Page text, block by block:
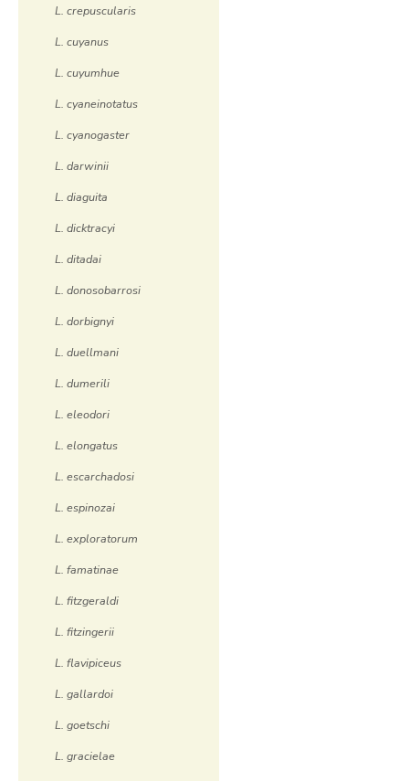
L. crepuscularis
L. cuyanus
L. cuyumhue
L. cyaneinotatus
L. cyanogaster
L. darwinii
L. diaguita
L. dicktracyi
L. ditadai
L. donosobarrosi
L. dorbignyi
L. duellmani
L. dumerili
L. eleodori
L. elongatus
L. escarchadosi
L. espinozai
L. exploratorum
L. famatinae
L. fitzgeraldi
L. fitzingerii
L. flavipiceus
L. gallardoi
L. goetschi
L. gracielae